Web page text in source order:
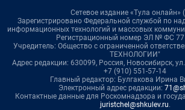
Сетевое издание «Тула онлайн»
Зарегистрировано Федеральной службой по
информационных технологий и массовых
Регистрационный номер ЭЛ № ФС
Учредитель: Общество с ограниченной
ТЕХНОЛОГИИ"
Адрес редакции: 630099, Россия, Новосибирск,
+7 (910) 551-57-14
Главный редактор: Булгакова Ирина
Электронный адрес редакции:
Контактные данные для Роскомнадзора и
juristchel@shkulev.ru.